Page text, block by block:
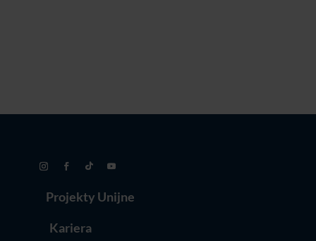
Projekty Unijne
Kariera